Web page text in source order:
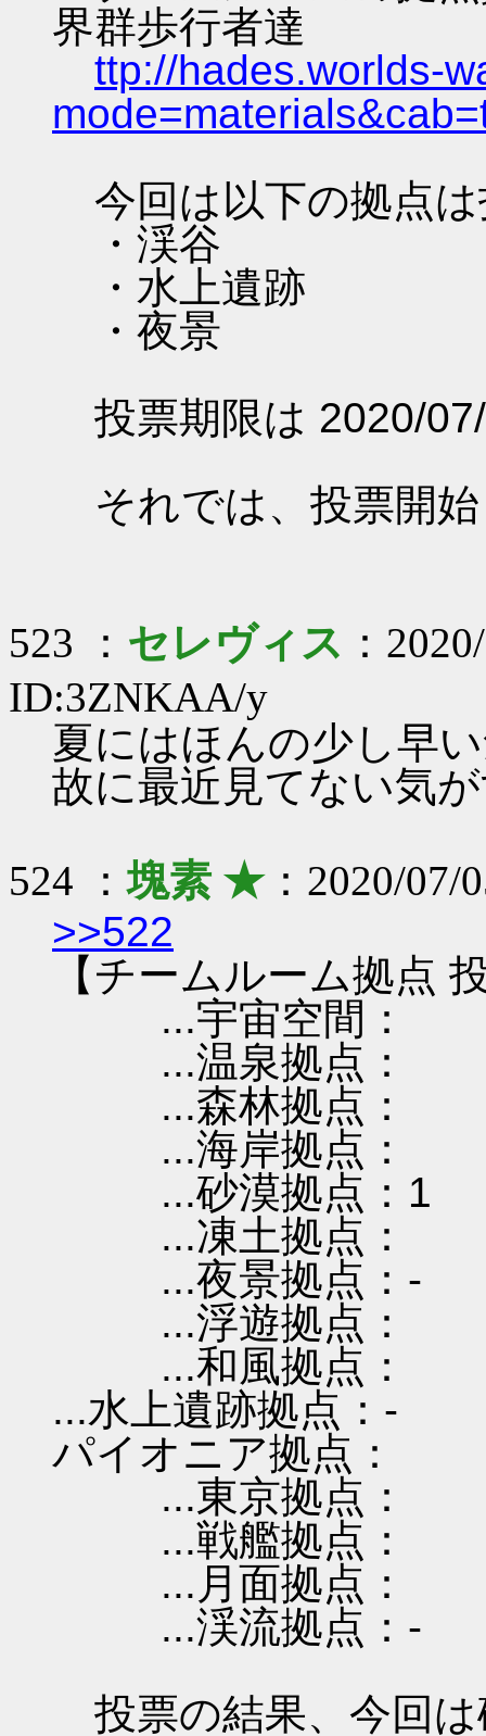
界群歩行者達
ttp://hades.worlds-
今回は以下の拠点
・渓谷
・水上遺跡
・夜景
投票期限は 2020/
それでは、投票開
523 ： セレヴィス ：
ID:3ZNKAA/y
夏にはほんの少し早
故に最近見てない気
524 ：塊素 ★：2020/07/
>>522
【チームルーム拠点
...宇宙空間：
...温泉拠点：
...森林拠点：
...海岸拠点：
...砂漠拠点：1
...凍土拠点：
...夜景拠点：-
...浮遊拠点：
...和風拠点：
...水上遺跡拠点：-
パイオニア拠点：
...東京拠点：
...戦艦拠点：
...月面拠点：
...渓流拠点：-
投票の結果、今回